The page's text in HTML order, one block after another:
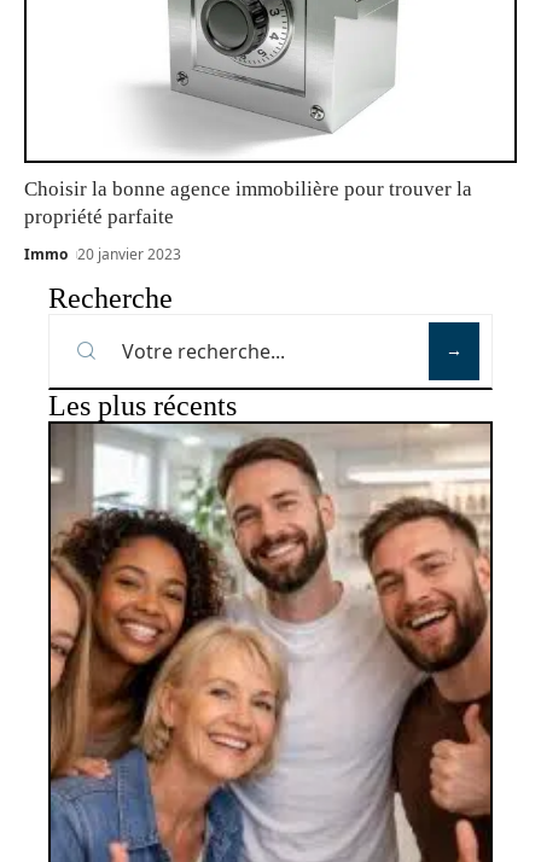
Choisir la bonne agence immobilière pour trouver la
propriété parfaite
Immo 20 janvier 2023
Recherche
Les plus récents